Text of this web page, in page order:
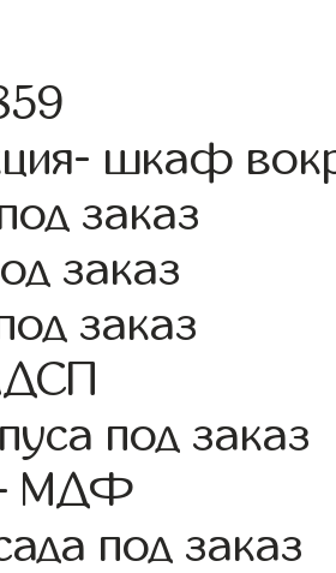
шкаф
заказ
заказ
заказ
под заказ
МДФ
под заказ